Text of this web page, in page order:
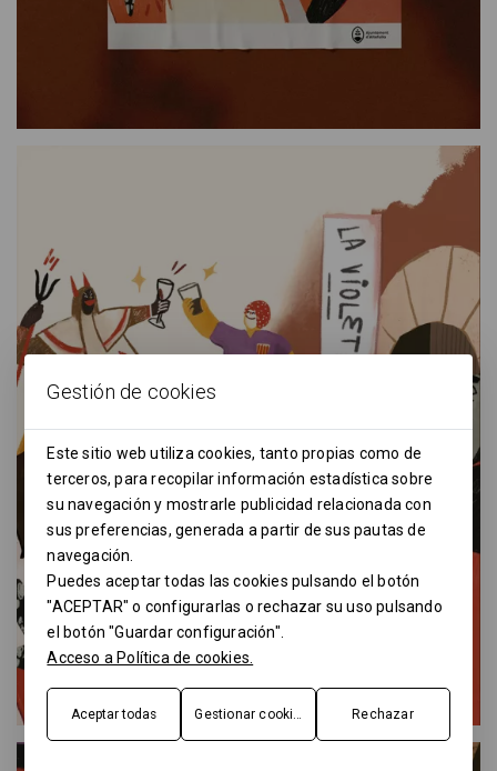
Gestión de cookies
Este sitio web utiliza cookies, tanto propias como de
terceros, para recopilar información estadística sobre
su navegación y mostrarle publicidad relacionada con
sus preferencias, generada a partir de sus pautas de
navegación.
Puedes aceptar todas las cookies pulsando el botón
"ACEPTAR" o configurarlas o rechazar su uso pulsando
el botón "Guardar configuración".
Acceso a Política de cookies.
Aceptar todas Gestionar cookies Rechazar